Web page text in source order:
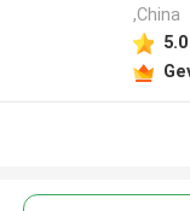
,China
5.0